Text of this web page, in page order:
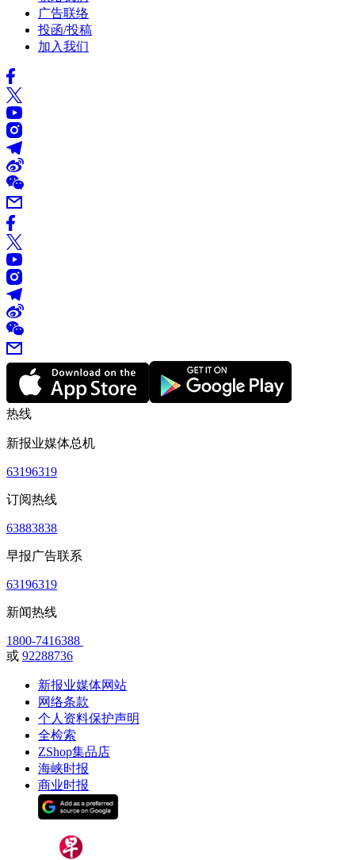
广告联络
投函/投稿
加入我们
热线
新报业媒体总机
63196319
订阅热线
63883838
早报广告联系
63196319
新闻热线
1800-7416388
或 92288736
新报业媒体网站
网络条款
个人资料保护声明
全检索
ZShop集品店
海峡时报
商业时报